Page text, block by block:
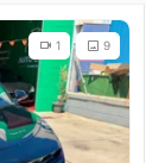
9
1